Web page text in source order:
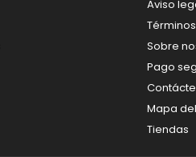
Aviso
Sobre
Pago
Mapa
Tiendas